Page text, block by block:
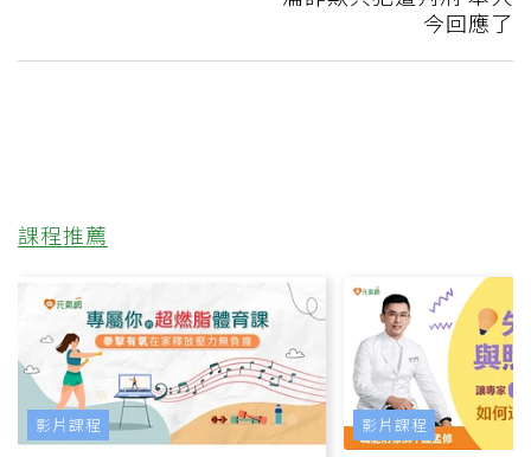
今回應了
課程推薦
影片課程 影片課程